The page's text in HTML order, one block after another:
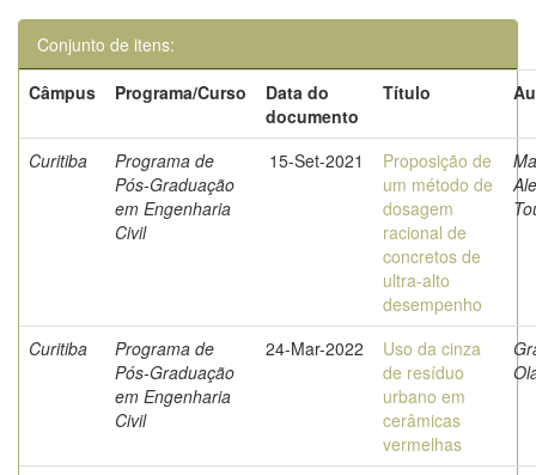
Conjunto de itens:
Câmpus
Programa/Curso
Data do
documento
Título
Curitiba
Programa de
Pós-Graduação
em Engenharia
Civil
15-Set-2021
Proposição de
um método de
dosagem
racional de
concretos de
ultra-alto
desempenho
Curitiba
Programa de
Pós-Graduação
em Engenharia
Civil
24-Mar-2022
Uso da cinza
de resíduo
urbano em
cerâmicas
vermelhas